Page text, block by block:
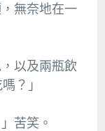
無奈地在一
以及兩瓶飲
？」
苦笑。